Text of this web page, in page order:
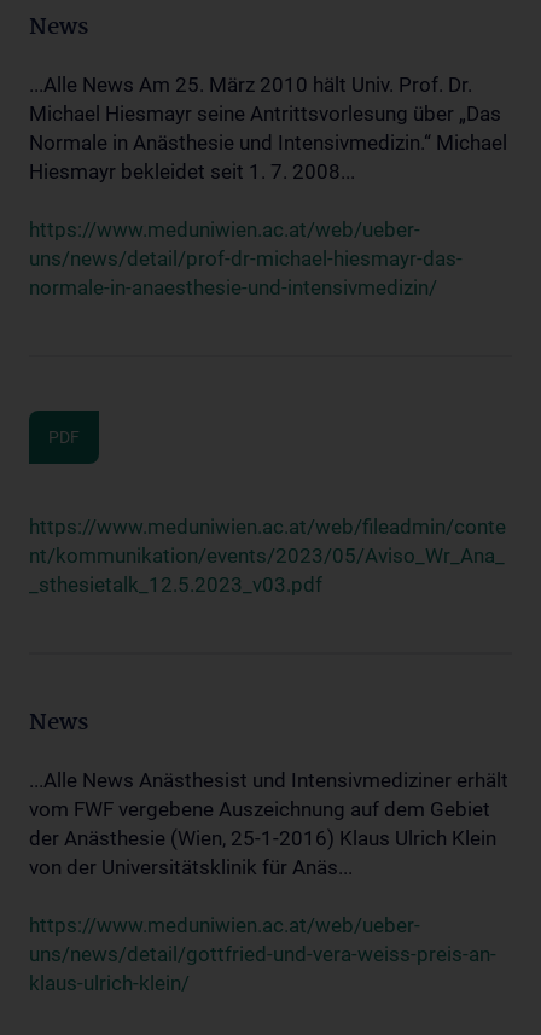
News
...Alle News Am 25. März 2010 hält Univ. Prof. Dr.
Michael Hiesmayr seine Antrittsvorlesung über „Das
Normale in Anästhesie und Intensivmedizin.“ Michael
Hiesmayr bekleidet seit 1. 7. 2008...
https://www.meduniwien.ac.at/web/ueber-
uns/news/detail/prof-dr-michael-hiesmayr-das-
normale-in-anaesthesie-und-intensivmedizin/
PDF
https://www.meduniwien.ac.at/web/fileadmin/conte
nt/kommunikation/events/2023/05/Aviso_Wr_Ana_
_sthesietalk_12.5.2023_v03.pdf
News
...Alle News Anästhesist und Intensivmediziner erhält
vom FWF vergebene Auszeichnung auf dem Gebiet
der Anästhesie (Wien, 25-1-2016) Klaus Ulrich Klein
von der Universitätsklinik für Anäs...
https://www.meduniwien.ac.at/web/ueber-
uns/news/detail/gottfried-und-vera-weiss-preis-an-
klaus-ulrich-klein/